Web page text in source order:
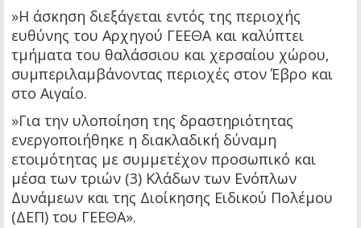
»Η άσκηση διεξάγεται εντός της περιοχής
ευθύνης του Αρχηγού ΓΕΕΘΑ και καλύπτει
τμήματα του θαλάσσιου και χερσαίου χώρου,
συμπεριλαμβάνοντας περιοχές στον Έβρο και
στο Αιγαίο.
»Για την υλοποίηση της δραστηριότητας
ενεργοποιήθηκε η διακλαδική δύναμη
ετοιμότητας με συμμετέχον προσωπικό και
μέσα των τριών (3) Κλάδων των Ενόπλων
Δυνάμεων και της Διοίκησης Ειδικού Πολέμου
(ΔΕΠ) του ΓΕΕΘΑ».